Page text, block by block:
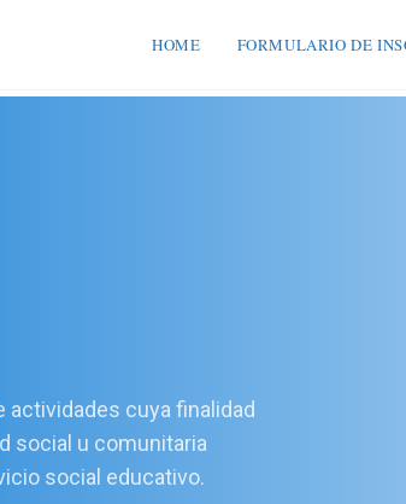
HOME FORMULARIO DE
actividades cuya finalidad
social u comunitaria
social educativo.